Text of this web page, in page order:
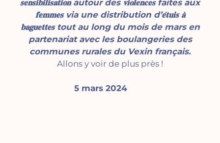
𝐬𝐞𝐧𝐬𝐢𝐛𝐢𝐥𝐢𝐬𝐚𝐭𝐢𝐨𝐧 autour des 𝐯𝐢𝐨𝐥𝐞𝐧𝐜𝐞𝐬 faites aux
𝐟𝐞𝐦𝐦𝐞𝐬 via une distribution d’𝐞́𝐭𝐮𝐢𝐬 𝐚̀
𝐛𝐚𝐠𝐮𝐞𝐭𝐭𝐞𝐬 tout au long du mois de mars en
partenariat avec les boulangeries des
communes rurales du Vexin français.
Allons y voir de plus près !
5 mars 2024